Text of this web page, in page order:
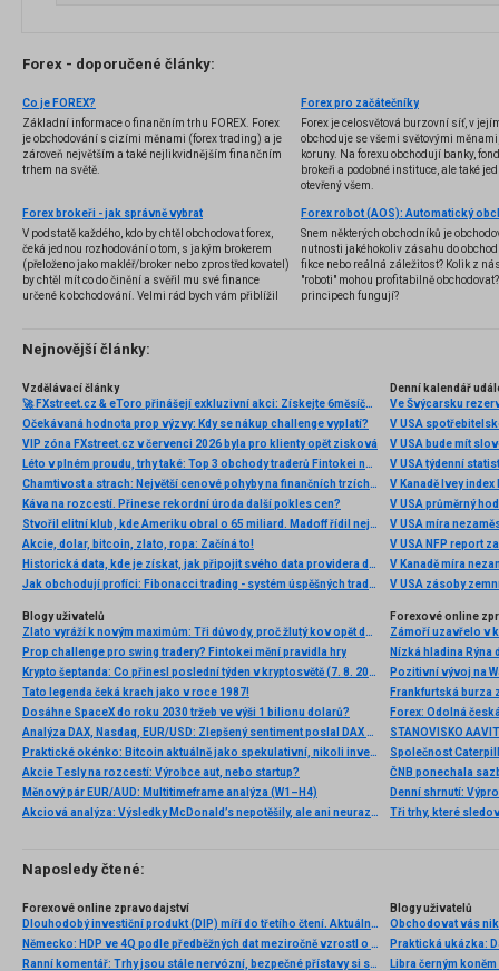
Forex - doporučené články:
Co je FOREX?
Základní informace o finančním trhu FOREX. Forex
je obchodování s cizími měnami (forex trading) a je
zároveň největším a také nejlikvidnějším finančním
trhem na světě.
Forex pro začátečníky
Forex je celosvětová burzovní síť, v
obchoduje se všemi světovými
koruny. Na forexu obchodují banky,
brokeři a podobné instituce, ale také
otevřený všem.
Forex brokeři - jak správně vybrat
V podstatě každého, kdo by chtěl obchodovat forex,
čeká jednou rozhodování o tom, s jakým brokerem
(přeloženo jako makléř/broker nebo zprostředkovatel)
by chtěl mít co do činění a svěřil mu své finance
určené k obchodování. Velmi rád bych vám přiblížil
několik příkladů nejznámějších z nich.
Snem některých obchodníků je
nutnosti jakéhokoliv zásahu do
fikce nebo reálná záležitost? Kolik z
"roboti" mohou profitabilně
principech fungují?
Nejnovější články:
Vzdělávací články
🚀 FXstreet.cz & eToro přinášejí exkluzivní akci: Získejte 6měsíční členství ve VIP zóně ZDARMA
Očekávaná hodnota prop výzvy: Kdy se nákup challenge vyplatí?
VIP zóna FXstreet.cz v červenci 2026 byla pro klienty opět zisková
Léto v plném proudu, trhy také: Top 3 obchody traderů Fintokei na indexech a zlatě
Chamtivost a strach: Největší cenové pohyby na finančních trzích (červenec 2026)
Káva na rozcestí. Přinese rekordní úroda další pokles cen?
Stvořil elitní klub, kde Ameriku obral o 65 miliard. Madoff řídil největší Ponzi dějin
Akcie, dolar, bitcoin, zlato, ropa: Začíná to!
Historická data, kde je získat, jak připojit svého data providera do MultiCharts a proč je budeme potřebovat? (4. díl)
Jak obchodují profíci: Fibonacci trading - systém úspěšných traderů
Denní kalendář
Ve Švýcarsku
V USA
V USA bude mít
V USA týdenní
V Kanadě Ivey index
V USA průměrný
V USA míra
V USA NFP report
V Kanadě míra
V USA zásoby
Blogy uživatelů
Zlato vyráží k novým maximům: Tři důvody, proč žlutý kov opět dominuje
Prop challenge pro swing tradery? Fintokei mění pravidla hry
Krypto šeptanda: Co přinesl poslední týden v kryptosvětě (7. 8. 2026)
Tato legenda čeká krach jako v roce 1987!
Dosáhne SpaceX do roku 2030 tržeb ve výši 1 bilionu dolarů?
Analýza DAX, Nasdaq, EUR/USD: Zlepšený sentiment poslal DAX na nová maxima
Praktické okénko: Bitcoin aktuálně jako spekulativní, nikoli investiční aktivum
Akcie Tesly na rozcestí: Výrobce aut, nebo startup?
Měnový pár EUR/AUD: Multitimeframe analýza (W1–H4)
Akciová analýza: Výsledky McDonald’s nepotěšily, ale ani neurazily. Jakou vizi společnost prezentovala?
Forexové online
Nízká hladina
Pozitivní vývoj na
Frankfurtská burza
Denní shrnutí:
Tři trhy, které
Naposledy čtené:
Forexové online zpravodajství
Dlouhodobý investiční produkt (DIP) míří do třetího čtení. Aktuálně se schvaluje Sněmovnou
Německo: HDP ve 4Q podle předběžných dat meziročně vzrostl o 0,6 % při očekávání růstu o 0,4 %
Ranní komentář: Trhy jsou stále nervózní, bezpečné přístavy si svou cenu bez problémů drží
Blogy uživatelů
Obchodovat vás
Praktická ukázka:
Libra černým